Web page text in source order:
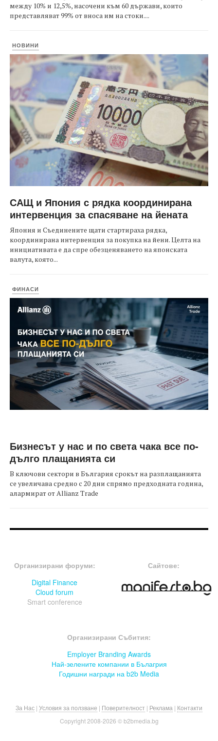
между 10% и 12,5%, насочени към 60 държави, които
представляват 99% от вноса им на стоки....
НОВИНИ
САЩ и Япония с рядка координирана
интервенция за спасяване на йената
Япония и Съединените щати стартираха рядка,
координирана интервенция за покупка на йени. Целта на
инициативата е да спре обезценяването на японската
валута, която...
ФИНАСИ
Бизнесът у нас и по света чака все по-
дълго плащанията си
В ключови сектори в България срокът на разплащанията
се увеличава средно с 20 дни спрямо предходната година,
алармират от Allianz Trade
Организирани форуми:
Digital Finance
Cloud forum
Smart conference
Сайтове:
Организирани Събития:
Employer Branding Awards
Най-зелените компании в Бълагрия
Годишни награди на b2b Media
За Нас | Условия за ползване | Поверителност | Реклама | Контакти
Copyright 2008-2026 © b2bmedia.bg